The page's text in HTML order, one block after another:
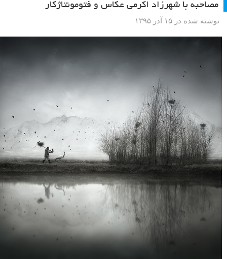
مصاحبه با شهرزاد اکرمی عکاس و فتومونتاژکار
نوشته شده در ۱۵ آذر ۱۳۹۵